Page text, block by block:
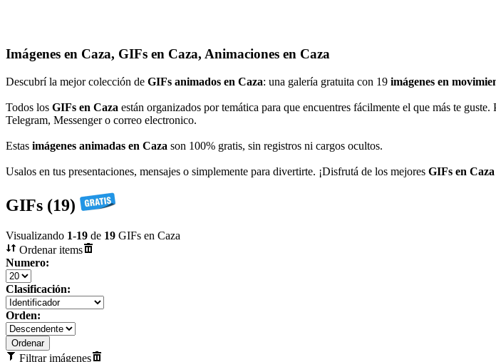
Imágenes en Caza, GIFs en Caza, Animaciones en Caza
Descubrí la mejor colección de GIFs animados en Caza: una galería gratuita con 19 imágenes en
Todos los GIFs en Caza están organizados por temática para que encuentres fácilmente el que más te
Telegram, Messenger o correo electronico.
Estas imágenes animadas en Caza son 100% gratis, sin registros ni cargos ocultos.
Usalos en tus presentaciones, mensajes o simplemente para divertirte. ¡Disfrutá de los mejores GIFs en Caza
GIFs (19)
Visualizando 1-19 de 19 GIFs en Caza
Ordenar items
Numero:
Clasificación:
Orden:
Filtrar imágenes